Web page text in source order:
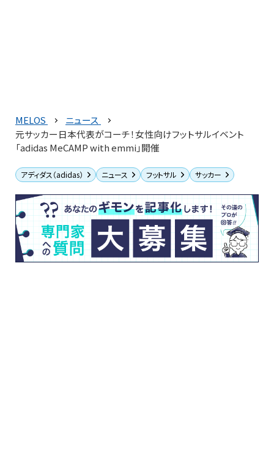
MELOS
ニュース
元サッカー日本代表がコーチ！女性向けフットサルイベント
「adidas MeCAMP with emmi」開催
アディダス（adidas） ニュース フットサル サッカー